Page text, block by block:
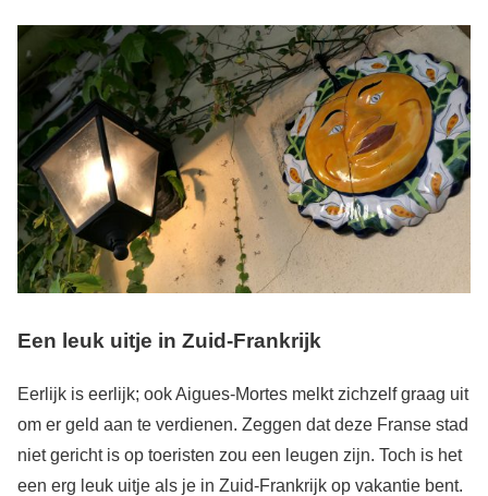
Een leuk uitje in Zuid-Frankrijk
Eerlijk is eerlijk; ook Aigues-Mortes melkt zichzelf graag uit
om er geld aan te verdienen. Zeggen dat deze Franse stad
niet gericht is op toeristen zou een leugen zijn. Toch is het
een erg leuk uitje als je in Zuid-Frankrijk op vakantie bent.